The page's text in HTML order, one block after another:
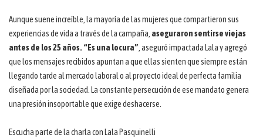
Aunque suene increíble, la mayoría de las mujeres que compartieron sus
experiencias de vida a través de la campaña, aseguraron sentirse viejas
antes de los 25 años. “Es una locura”, aseguró impactada Lala y agregó
que los mensajes recibidos apuntan a que ellas sienten que siempre están
llegando tarde al mercado laboral o al proyecto ideal de perfecta familia
diseñada por la sociedad. La constante persecución de ese mandato genera
una presión insoportable que exige deshacerse.
Escucha parte de la charla con Lala Pasquinelli